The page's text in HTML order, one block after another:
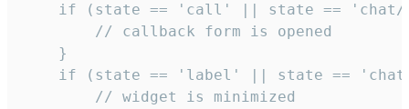
if (state == 'call' || state ==
        // callback form is opened
    }
if (state == 'label' || state ==
        // widget is minimized